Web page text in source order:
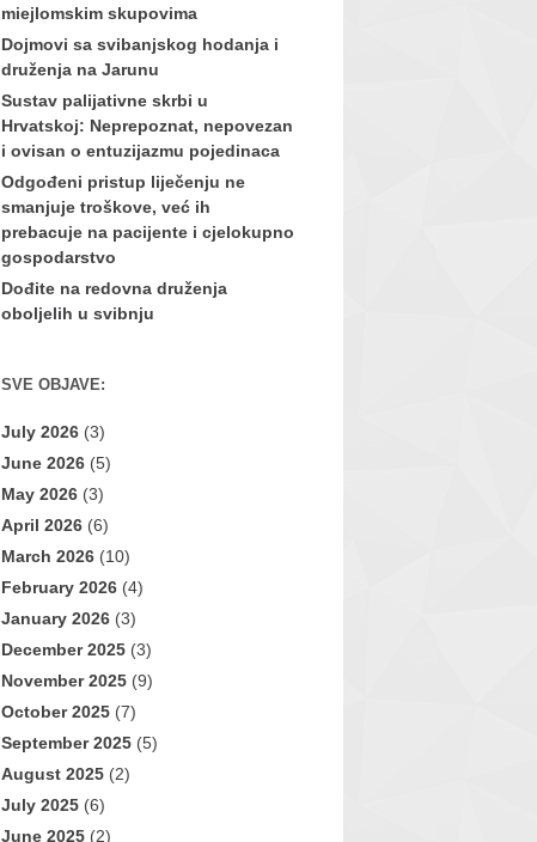
miejlomskim skupovima
Dojmovi sa svibanjskog hodanja i
druženja na Jarunu
Sustav palijativne skrbi u
Hrvatskoj: Neprepoznat, nepovezan
i ovisan o entuzijazmu pojedinaca
Odgođeni pristup liječenju ne
smanjuje troškove, već ih
prebacuje na pacijente i cjelokupno
gospodarstvo
Dođite na redovna druženja
oboljelih u svibnju
SVE OBJAVE:
July 2026 (3)
June 2026 (5)
May 2026 (3)
April 2026 (6)
March 2026 (10)
February 2026 (4)
January 2026 (3)
December 2025 (3)
November 2025 (9)
October 2025 (7)
September 2025 (5)
August 2025 (2)
July 2025 (6)
June 2025 (2)